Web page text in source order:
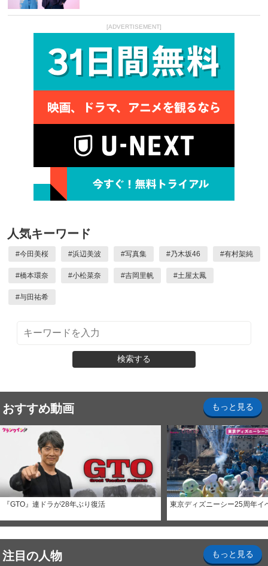
[ADVERTISEMENT]
人気キーワード
#今田美桜 #浜辺美波 #写真集 #乃木坂46 #有村架純
#橋本環奈 #小松菜奈 #吉岡里帆 #土屋太鳳
#与田祐希
検索する
おすすめ動画 もっと見る
『GTO』連ドラが28年ぶり復活 東京ディズニーシー25周年イ
注目の人物 もっと見る